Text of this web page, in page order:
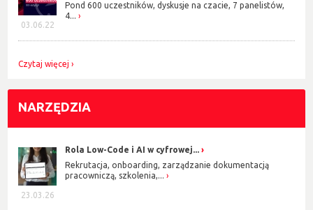
03.06.22
Pond 600 uczestników, dyskusje na czacie, 7 panelistów,
4...
Czytaj więcej
NARZĘDZIA
23.03.26
Rola Low-Code i AI w cyfrowej...
Rekrutacja, onboarding, zarządzanie dokumentacją
pracowniczą, szkolenia,...